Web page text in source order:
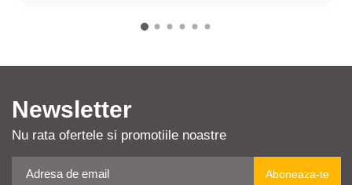
Newsletter
Nu rata ofertele si promotiile noastre